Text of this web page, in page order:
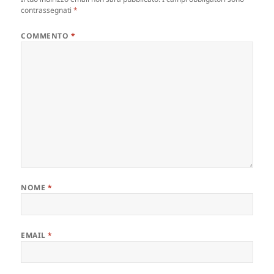
contrassegnati*
COMMENTO *
NOME *
EMAIL*